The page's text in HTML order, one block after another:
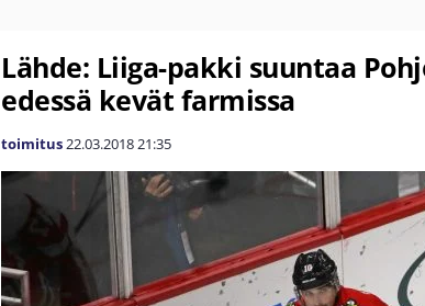
Lähde: Liiga-pakki suuntaa
edessä kevät farmissa
toimitus22.03.201821:35